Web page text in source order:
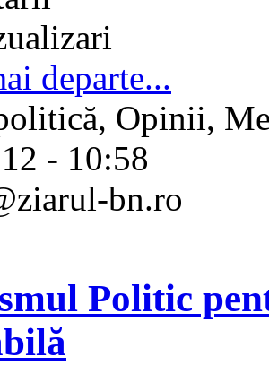
departe...
Opinii,
- 10:58
bn.ro
Politic